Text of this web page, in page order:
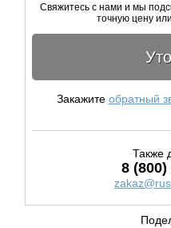
Свяжитесь с нами и мы
точную цену
Закажите обратный
Также
8 (800)